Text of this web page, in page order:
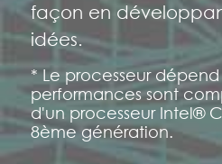
façon en
idées.
* Le processeur
performances sont
d'un processeur Intel®
8ème génération.